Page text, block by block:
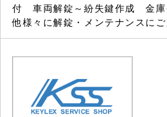
付 車両解錠～紛失鍵作成 金庫
他様々に解錠・メンテナンスにご